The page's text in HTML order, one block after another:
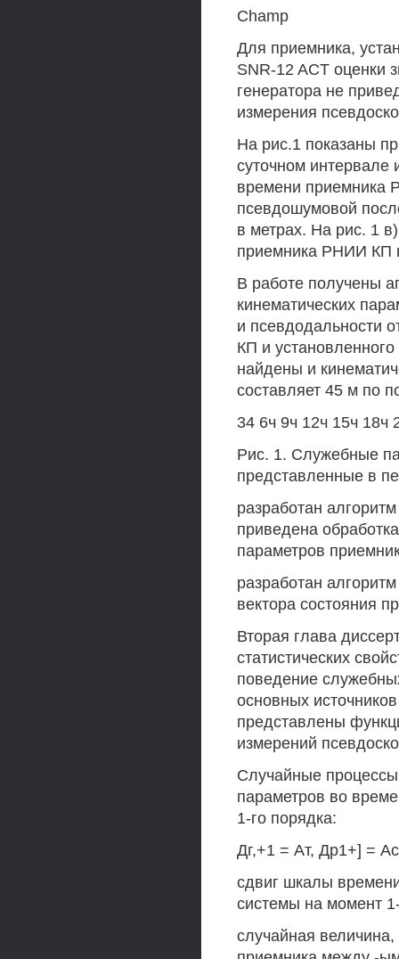
Champ
Для приемника,
SNR-12 ACT оценки
генератора не
измерения
На рис.1 показаны
суточном
времени приемника
псевдошумовой
в метрах. На рис. 1
приемника РНИИ КП
В работе получены
кинематических
и псевдодальности
КП и
найдены и
составляет 45 м по
34 6ч 9ч 12ч 15ч 18ч
Рис. 1. Служебные
представленные в
разработан
приведена
параметров
разработан
вектора состояния
Вторая глава
статистических
поведение
основных
представлены
измерений
Случайные
параметров во
1-го порядка:
Дг,+1 = Ат, Др1+] =
сдвиг шкалы
системы на момент
случайная